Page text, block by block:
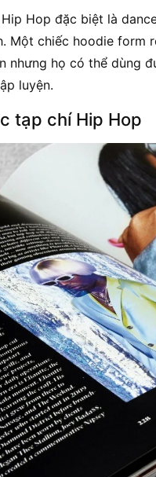
Hop đặc biệt là
Một chiếc hoodie form
nhưng họ có thể dùng
luyện.
tạp chí Hip Hop